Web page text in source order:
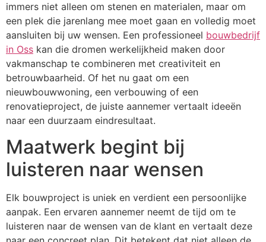
immers niet alleen om stenen en materialen, maar om
een plek die jarenlang mee moet gaan en volledig moet
aansluiten bij uw wensen. Een professioneel bouwbedrijf
in Oss kan die dromen werkelijkheid maken door
vakmanschap te combineren met creativiteit en
betrouwbaarheid. Of het nu gaat om een
nieuwbouwwoning, een verbouwing of een
renovatieproject, de juiste aannemer vertaalt ideeën
naar een duurzaam eindresultaat.
Maatwerk begint bij
luisteren naar wensen
Elk bouwproject is uniek en verdient een persoonlijke
aanpak. Een ervaren aannemer neemt de tijd om te
luisteren naar de wensen van de klant en vertaalt deze